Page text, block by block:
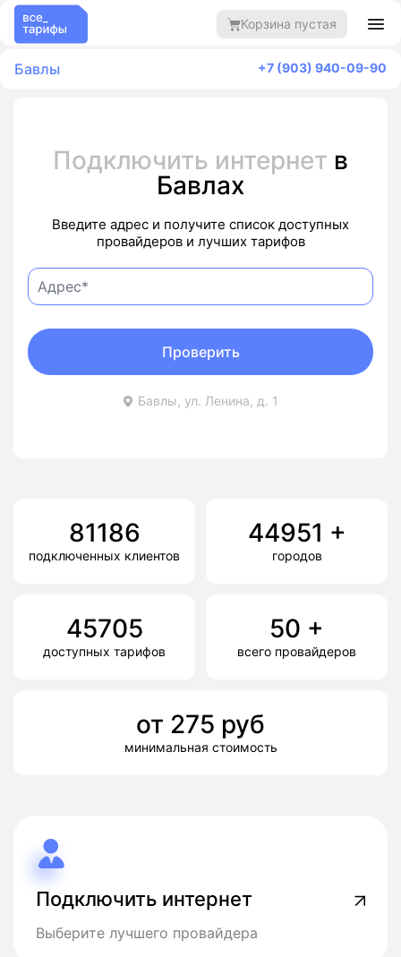
Корзина пустая
Бавлы +7 (903) 940-09-90
Подключить интернет в
Бавлах
Введите адрес и получите список доступных
провайдеров и лучших тарифов
Бавлы, ул. Ленина, д. 1
Проверить
81186
подключенных клиентов
44951 +
городов
45705
доступных тарифов
50 +
всего провайдеров
от 275 руб
минимальная стоимость
Подключить интернет
Выберите лучшего провайдера